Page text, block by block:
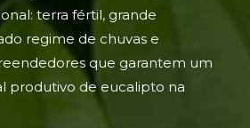
terra fértil, grande
regime de chuvas e
que garantem um
produtivo de eucalipto na